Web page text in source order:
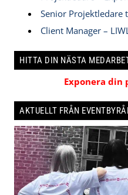
Senior Projektledare
Client Manager –
HITTA DIN NÄSTA
Exponera din
AKTUELLT FRÅN